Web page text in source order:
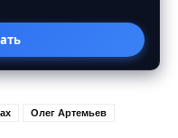
Олег Артемьев